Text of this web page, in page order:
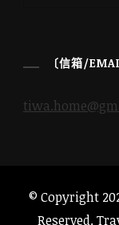
字:
〔信箱/
© Copyright
Reserved.